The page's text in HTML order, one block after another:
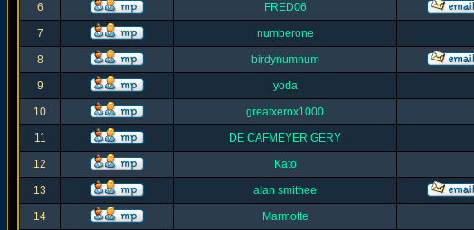
6 FRED06
7 numberone
8 birdynumnum
9 yoda
10 greatxerox1000
11 DE CAFMEYER GERY
12 Kato
13 alan smithee
14 Marmotte